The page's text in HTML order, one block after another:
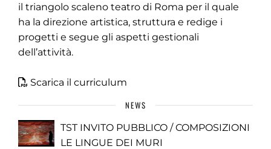
il triangolo scaleno teatro di Roma per il quale
ha la direzione artistica, struttura e redige i
progetti e segue gli aspetti gestionali
dell’attività.
Scarica il curriculum
NEWS
TST INVITO PUBBLICO / COMPOSIZIONI
LE LINGUE DEI MURI